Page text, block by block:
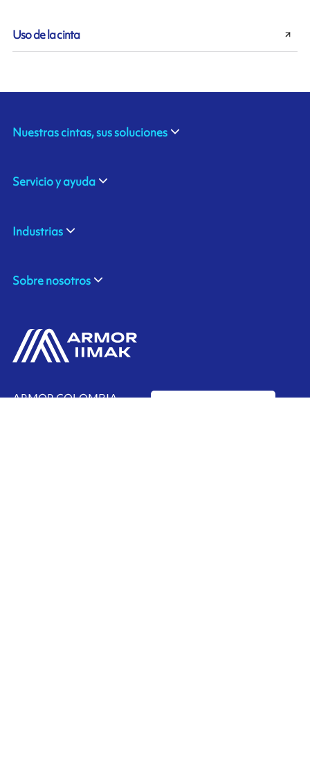
Uso de la cinta
ARMOR COLOMBIA
Nuestras cintas, sus soluciones
Servicio y ayuda
Industrias
Sobre nosotros